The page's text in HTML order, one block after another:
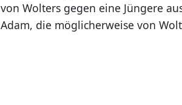
von Wolters gegen eine Jüngere
Adam, die möglicherweise von